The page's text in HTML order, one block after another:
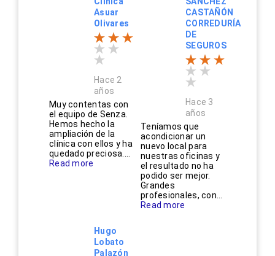
Asuar
Olivares
Hace 2
años
Muy contentas con
el equipo de Senza.
Hemos hecho la
ampliación de la
clínica con ellos y ha
quedado preciosa....
Read more
CASTAÑÓN
CORREDURÍA
DE
SEGUROS
Hace 3
años
Teníamos que
acondicionar un
nuevo local para
nuestras oficinas y
el resultado no ha
podido ser mejor.
Grandes
profesionales, con...
Read more
Hugo
Lobato
Palazón